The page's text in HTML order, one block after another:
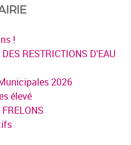
!
RESTRICTIONS D'EAU
2026
élevé